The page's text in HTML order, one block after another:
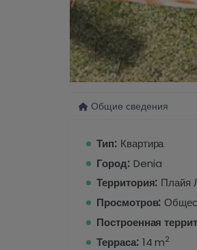
Общие сведения
Тип: Квартира
Город: Denia
Территория: Плайя
Просмотров:
Построенная
Терраса: 14 m2